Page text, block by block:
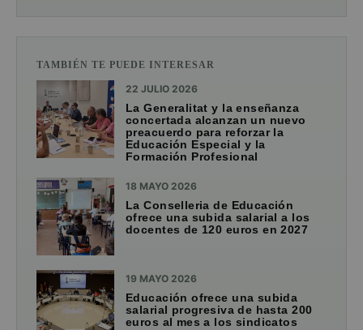
TAMBIÉN TE PUEDE INTERESAR
22 JULIO 2026
La Generalitat y la enseñanza
concertada alcanzan un nuevo
preacuerdo para reforzar la
Educación Especial y la
Formación Profesional
18 MAYO 2026
La Conselleria de Educación
ofrece una subida salarial a los
docentes de 120 euros en 2027
19 MAYO 2026
Educación ofrece una subida
salarial progresiva de hasta 200
euros al mes a los sindicatos